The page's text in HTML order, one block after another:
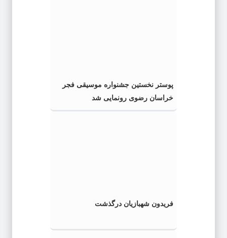
پوستر نخستین جشنواره موسیقی فجر
خراسان رضوی رونمایی شد
فریدون شهبازیان درگذشت